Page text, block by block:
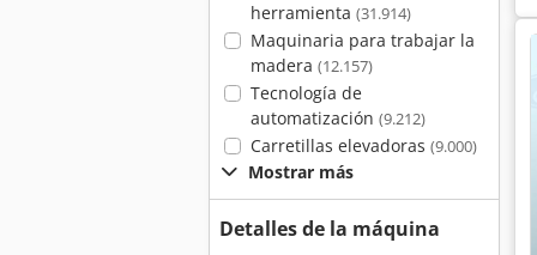
herramienta (31.914)
Maquinaria para trabajar la
madera (12.157)
Tecnología de
automatización (9.212)
Carretillas elevadoras (9.000)
Mostrar más
Detalles de la máquina